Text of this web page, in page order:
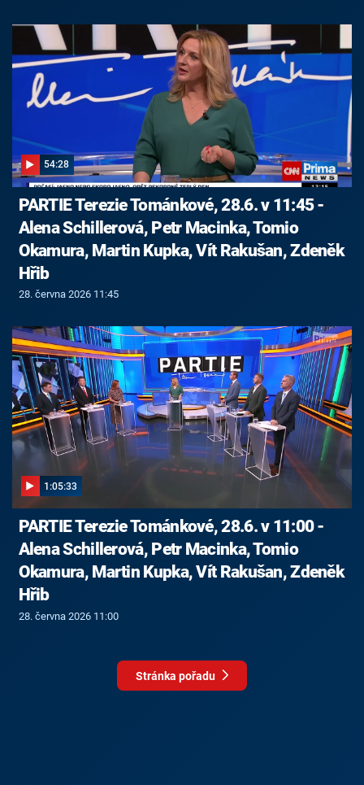
54:28
PARTIE Terezie Tománkové, 28.6. v 11:45 -
Alena Schillerová, Petr Macinka, Tomio
Okamura, Martin Kupka, Vít Rakušan, Zdeněk
Hřib
28. června 2026 11:45
1:05:33
PARTIE Terezie Tománkové, 28.6. v 11:00 -
Alena Schillerová, Petr Macinka, Tomio
Okamura, Martin Kupka, Vít Rakušan, Zdeněk
Hřib
28. června 2026 11:00
Stránka pořadu